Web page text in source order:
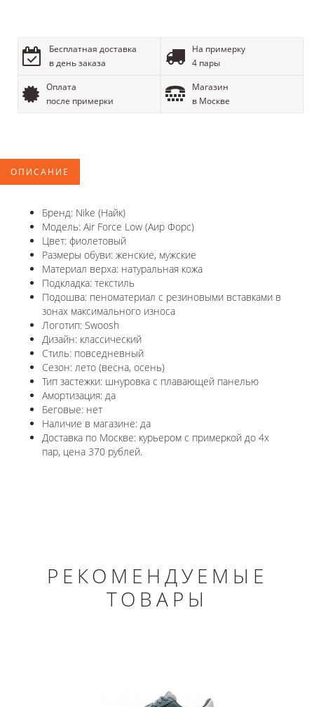
Бесплатная доставка
в день заказа
На примерку
4 пары
Оплата
после примерки
Магазин
в Москве
ОПИСАНИЕ
Бренд: Nike (Найк)
Модель: Air Force Low (Аир Форс)
Цвет: фиолетовый
Размеры обуви: женские, мужские
Материал верха: натуральная кожа
Подкладка: текстиль
Подошва: пеноматериал с резиновыми вставками в
зонах максимального износа
Логотип: Swoosh
Дизайн: классический
Стиль: повседневный
Сезон: лето (весна, осень)
Тип застежки: шнуровка с плавающей панелью
Амортизация: да
Беговые: нет
Наличие в магазине: да
Доставка по Москве: курьером с примеркой до 4х
пар, цена 370 рублей.
РЕКОМЕНДУЕМЫЕ
ТОВАРЫ